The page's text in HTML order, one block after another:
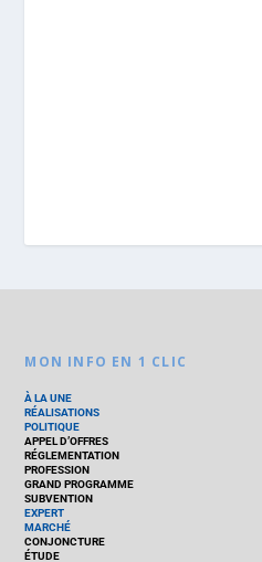
MON INFO EN 1 CLIC
À LA UNE
RÉALISATIONS
POLITIQUE
APPEL D’OFFRES
RÉGLEMENTATION
PROFESSION
GRAND PROGRAMME
SUBVENTION
EXPERT
MARCHÉ
CONJONCTURE
ÉTUDE